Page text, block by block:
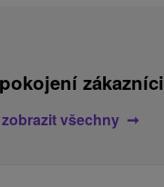
zákazníci
zobrazit všechny